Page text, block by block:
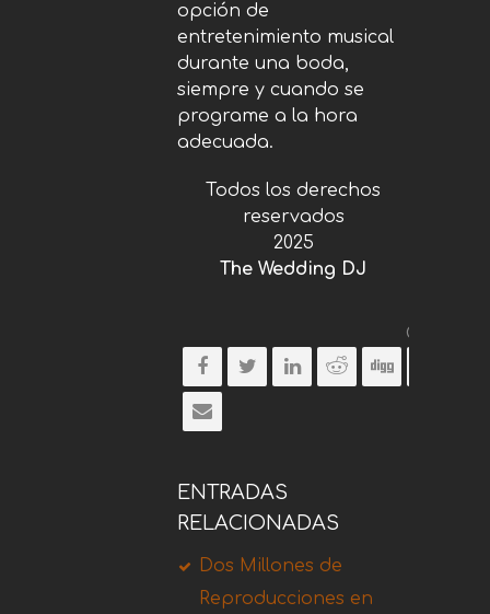
opción de
entretenimiento musical
durante una boda,
siempre y cuando se
programe a la hora
adecuada.
Todos los derechos
reservados
2025
The Wedding DJ
ENTRADAS
RELACIONADAS
Dos Millones de
Reproducciones en